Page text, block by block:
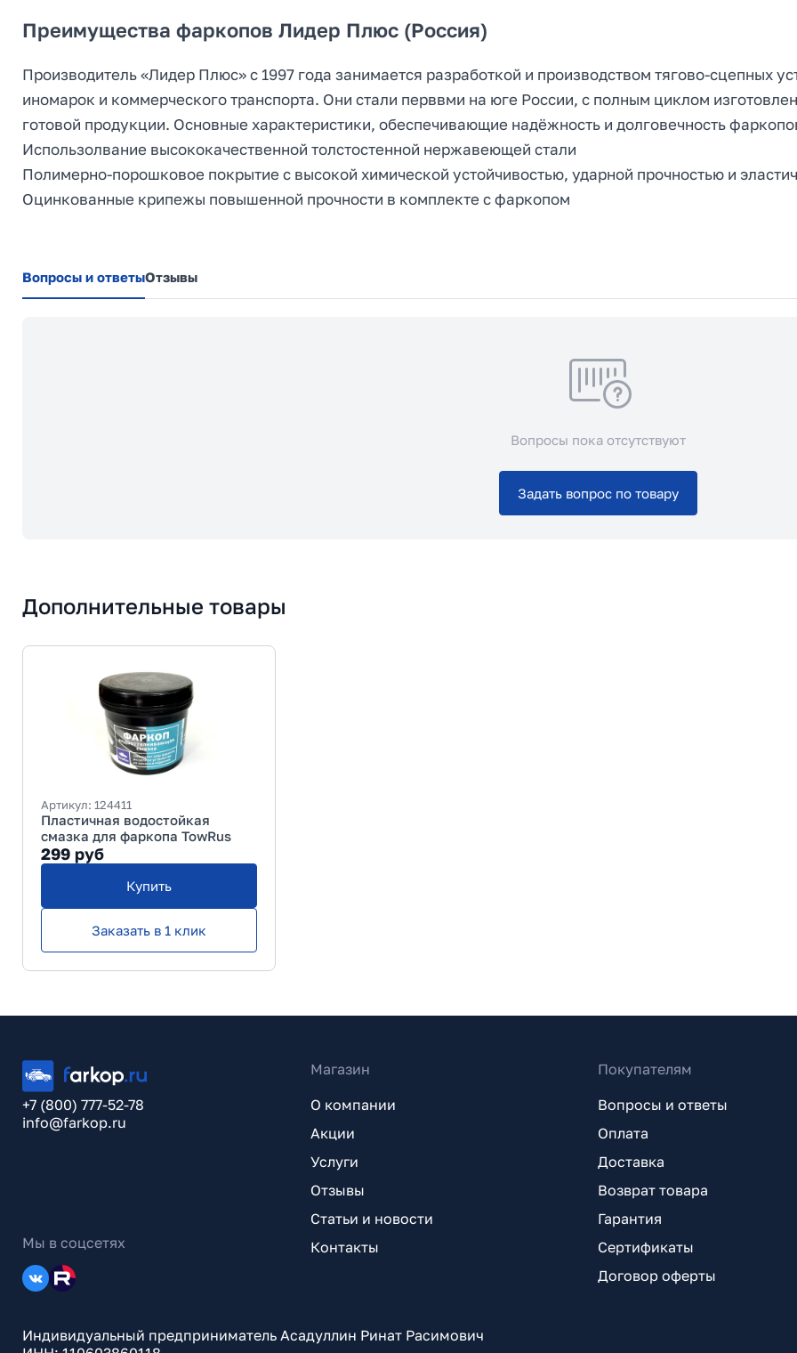
Преимущества фаркопов Лидер Плюс (Россия)
Производитель «Лидер Плюс» с 1997 года занимается разработкой и производством тягово-сцепных
иномарок и коммерческого транспорта. Они стали перввми на юге России, с полным циклом
готовой продукции. Основные характеристики, обеспечивающие надёжность и долговечность
Использолвание высококачественной толстостенной нержавеющей стали
Полимерно-порошковое покрытие с высокой химической устойчивостью, ударной прочностью и
Оцинкованные крипежы повышенной прочности в комплекте с фаркопом
Вопросы и ответыОтзывы
Вопросы пока отсутствуют
Задать вопрос по товару
Дополнительные товары
Артикул: 124411
Пластичная водостойкая
смазка для фаркопа TowRus
299 руб
Купить
Заказать в 1 клик
+7 (800) 777-52-78
info@farkop.ru
Мы в соцсетях
Магазин
О компании
Акции
Услуги
Отзывы
Статьи и новости
Контакты
Покупателям
Вопросы и ответы
Оплата
Доставка
Возврат товара
Гарантия
Сертификаты
Договор оферты
Индивидуальный предприниматель Асадуллин Ринат Расимович